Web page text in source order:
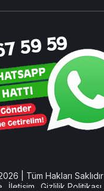
| Tüm Hakları Saklıdır
İletişim Gizlilik Politikası